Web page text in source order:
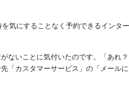
気にすることなく予約できるインタ
ないことに気付いたのです。「あ
「カスタマーサービス」の「メール